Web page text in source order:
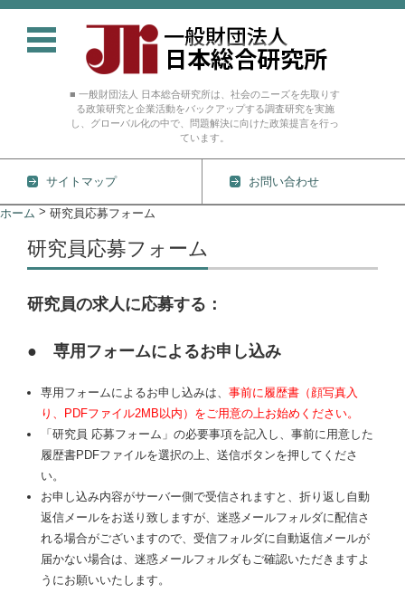
■ 一般財団法人 日本総合研究所は、社会のニーズを先取りす
る政策研究と企業活動をバックアップする調査研究を実施
し、グローバル化の中で、問題解決に向けた政策提言を行っ
ています。
サイトマップ
お問い合わせ
コンテンツに移動
ホーム > 研究員応募フォーム
研究員応募フォーム
研究員の求人に応募する：
● 専用フォームによるお申し込み
専用フォームによるお申し込みは、 事前に履歴書（顔写真入
り、PDFファイル2MB以内）をご用意の上お始めください。
「研究員 応募フォーム」の必要事項を記入し、事前に用意した
履歴書PDFファイルを選択の上、送信ボタンを押してくださ
い。
お申し込み内容がサーバー側で受信されますと、折り返し自動
返信メールをお送り致しますが、迷惑メールフォルダに配信さ
れる場合がございますので、受信フォルダに自動返信メールが
届かない場合は、迷惑メールフォルダもご確認いただきますよ
うにお願いいたします。